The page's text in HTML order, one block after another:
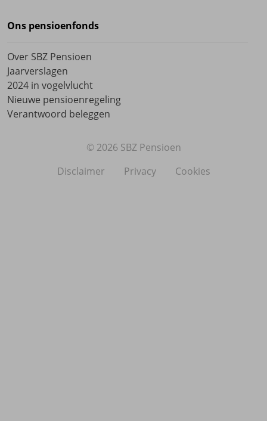
Ons pensioenfonds
Over SBZ Pensioen
Jaarverslagen
2024 in vogelvlucht
Nieuwe pensioenregeling
Verantwoord beleggen
© 2026 SBZ Pensioen
Disclaimer
Privacy Cookies